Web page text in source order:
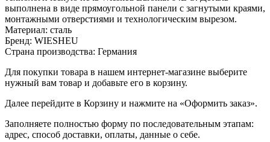
выполнена в виде прямоугольной панели с загнутыми краями,
монтажными отверстиями и технологическим вырезом.
Материал: сталь
Бренд: WIESHEU
Страна производства: Германия
Для покупки товара в нашем интернет-магазине выберите
нужный вам товар и добавьте его в корзину.
Далее перейдите в Корзину и нажмите на «Оформить заказ».
​​​​​​​Заполняете полностью форму по последовательным этапам:
адрес, способ доставки, оплаты, данные о себе.